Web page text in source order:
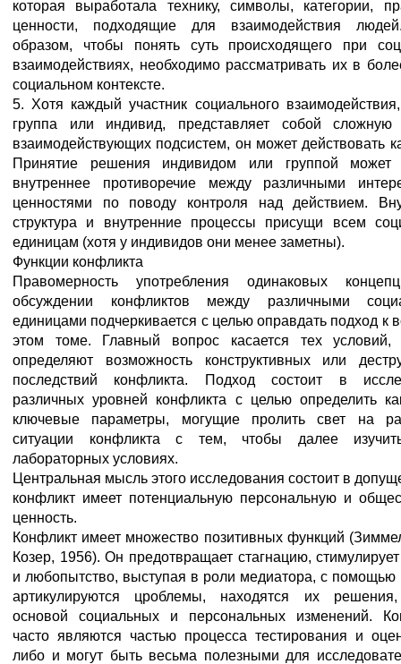
которая выработала технику, символы, категории,
ценности, подходящие для взаимодействия
образом, чтобы понять суть происходящего при
взаимодействиях, необходимо рассматривать их в
социальном контексте.
5. Хотя каждый участник социального
группа или индивид, представляет собой сложную
взаимодействующих подсистем, он может действовать
Принятие решения индивидом или группой может
внутреннее противоречие между различными
ценностями по поводу контроля над действием.
структура и внутренние процессы присущи всем
единицам (хотя у индивидов они менее заметны).
Функции конфликта
Правомерность употребления одинаковых
обсуждении конфликтов между различными
единицами подчеркивается с целью оправдать подход к
этом томе. Главный вопрос касается тех условий,
определяют возможность конструктивных или
последствий конфликта. Подход состоит в
различных уровней конфликта с целью определить
ключевые параметры, могущие пролить свет на
ситуации конфликта с тем, чтобы далее
лабораторных условиях.
Центральная мысль этого исследования состоит в
конфликт имеет потенциальную персональную и
ценность.
Конфликт имеет множество позитивных функций
Козер, 1956). Он предотвращает стагнацию,
и любопытство, выступая в роли медиатора, с помощью
артикулируются цроблемы, находятся их
основой социальных и персональных изменений.
часто являются частью процесса тестирования и
либо и могут быть весьма полезными для